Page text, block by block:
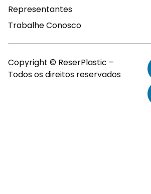
Representantes
Trabalhe Conosco
Copyright © ReserPlastic –
Todos os direitos reservados